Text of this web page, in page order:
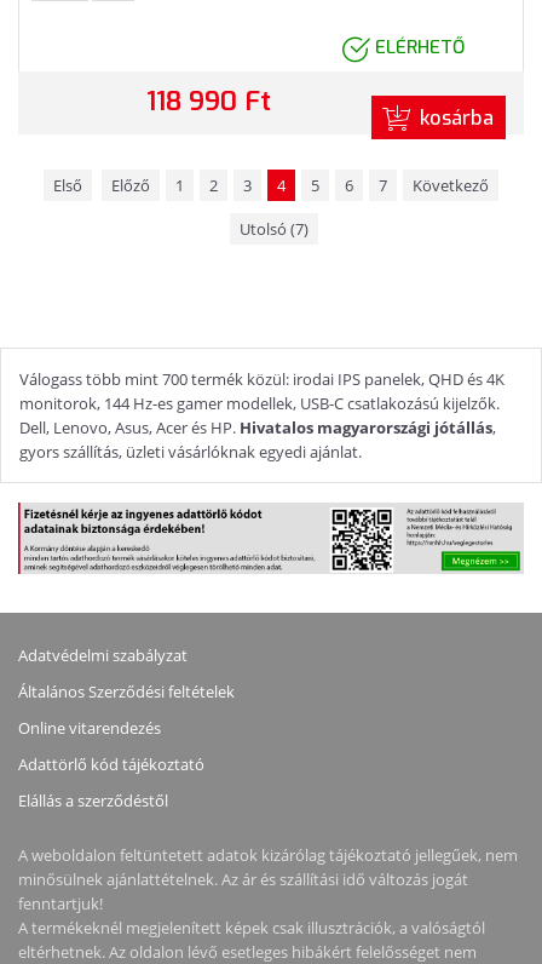
ELÉRHETŐ
118 990 Ft kosárba
Első Előző 1 2 3 4 5 6 7
Következő
Utolsó (7)
Válogass több mint 700 termék közül: irodai IPS panelek, QHD és 4K
monitorok, 144 Hz-es gamer modellek, USB-C csatlakozású kijelzők.
Dell, Lenovo, Asus, Acer és HP. Hivatalos magyarországi jótállás,
gyors szállítás, üzleti vásárlóknak egyedi ajánlat.
Adatvédelmi szabályzat
Általános Szerződési feltételek
Online vitarendezés
Adattörlő kód tájékoztató
Elállás a szerződéstől
A weboldalon feltüntetett adatok kizárólag tájékoztató jellegűek, nem
minősülnek ajánlattételnek. Az ár és szállítási idő változás jogát
fenntartjuk!
A termékeknél megjelenített képek csak illusztrációk, a valóságtól
eltérhetnek. Az oldalon lévő esetleges hibákért felelősséget nem